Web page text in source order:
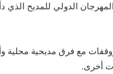
المهرجان الدولي للمديح
مع فرق مديحية محلية
أخرى.